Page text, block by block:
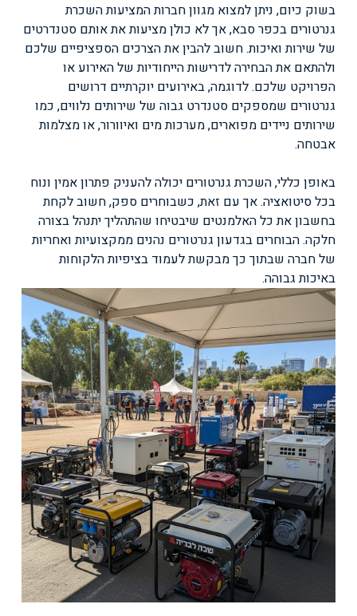
בשוק כיום, ניתן למצוא מגוון חברות המציעות השכרת
גנרטורים בכפר סבא, אך לא כולן מציעות את אותם סטנדרטים
של שירות ואיכות. חשוב להבין את הצרכים הספציפיים שלכם
ולהתאם את הבחירה לדרישות הייחודיות של האירוע או
הפרויקט שלכם. לדוגמה, באירועים יוקרתיים דרושים
גנרטורים שמספקים סטנדרט גבוה של שירותים נלווים, כמו
שירותים ניידים מפוארים, מערכות מים ואיוורור, או מצלמות
אבטחה.
באופן כללי, השכרת גנרטורים יכולה להעניק פתרון אמין ונוח
בכל סיטואציה. אך עם זאת, כשבוחרים ספק, חשוב לקחת
בחשבון את כל האלמנטים שיבטיחו שהתהליך יתנהל בצורה
חלקה. הבוחרים בגדעון גנרטורים נהנים ממקצועיות ואחריות
של חברה שבתוך כך מבקשת לעמוד בציפיות הלקוחות
באיכות גבוהה.